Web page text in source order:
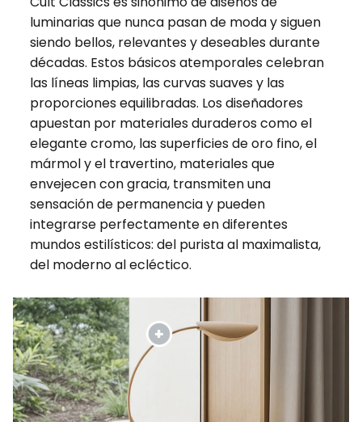
luminarias que nunca pasan de moda y siguen
siendo bellos, relevantes y deseables durante
décadas. Estos básicos atemporales celebran
las líneas limpias, las curvas suaves y las
proporciones equilibradas. Los diseñadores
apuestan por materiales duraderos como el
elegante cromo, las superficies de oro fino, el
mármol y el travertino, materiales que
envejecen con gracia, transmiten una
sensación de permanencia y pueden
integrarse perfectamente en diferentes
mundos estilísticos: del purista al maximalista,
del moderno al ecléctico.